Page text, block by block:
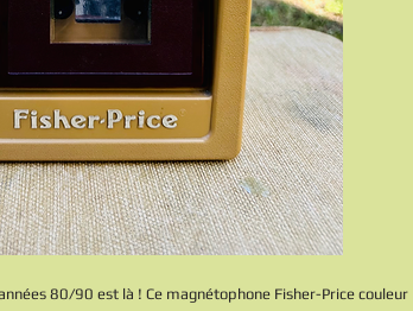
80/90 est là ! Ce magnétophone Fisher-Price couleur